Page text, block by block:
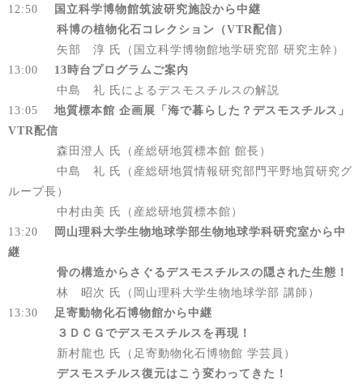
12:50
国立科学博物館筑波研究施設から中継
科博の植物化石コレクション（VTR配信）
矢部 淳 氏（国立科学博物館地学研究部 研究主幹）
13:00 13時台プログラムご案内
中島 礼 氏によるデスモスチルスの解説
13:05 地質標本館 企画展「海で暮らした？デスモスチルス」
VTR配信
森田澄人 氏（産総研地質標本館 館長）
中島 礼 氏（産総研地質情報研究部門平野地質研究グ
ループ長）
中村由美 氏（産総研地質標本館）
13:20
岡山理科大学生物地球学部生物地球学科研究室から中
継
骨の構造からさぐるデスモスチルスの隠された生態！
林 昭次 氏（岡山理科大学生物地球学部 講師）
13:30 足寄動物化石博物館から中継
３ＤＣＧでデスモスチルスを再現！
新村龍也 氏（足寄動物化石博物館 学芸員）
デスモスチルス復元はこう変わってきた！